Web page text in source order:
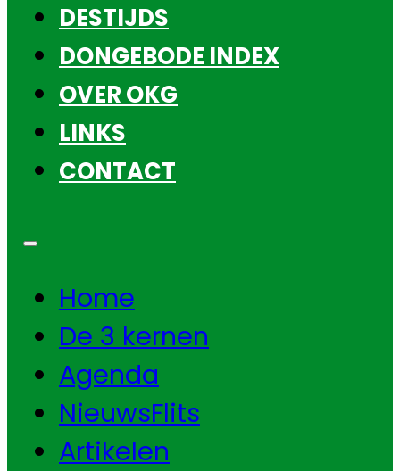
DESTIJDS
DONGEBODE INDEX
OVER OKG
LINKS
CONTACT
Home
De 3 kernen
Agenda
NieuwsFlits
Artikelen